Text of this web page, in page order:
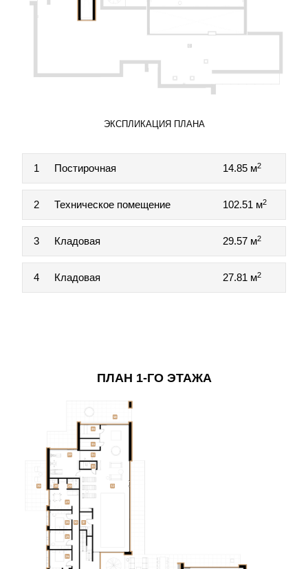
ЭКСПЛИКАЦИЯ ПЛАНА
1 Постирочная 14.85 м2
2 Техническое помещение 102.51 м2
3 Кладовая 29.57 м2
4 Кладовая 27.81 м2
ПЛАН 1-ГО ЭТАЖА